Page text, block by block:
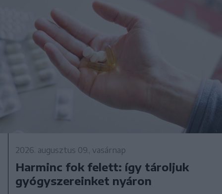
2026. augusztus 09., vasárnap
Harminc fok felett: így tároljuk
gyógyszereinket nyáron